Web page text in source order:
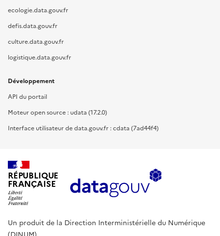
ecologie.data.gouv.fr
defis.data.gouv.fr
culture.data.gouv.fr
logistique.data.gouv.fr
Développement
API du portail
Moteur open source : udata (17.2.0)
Interface utilisateur de data.gouv.fr : cdata (7ad44f4)
RÉPUBLIQUE
FRANÇAISE
Un produit de la Direction Interministérielle du Numérique